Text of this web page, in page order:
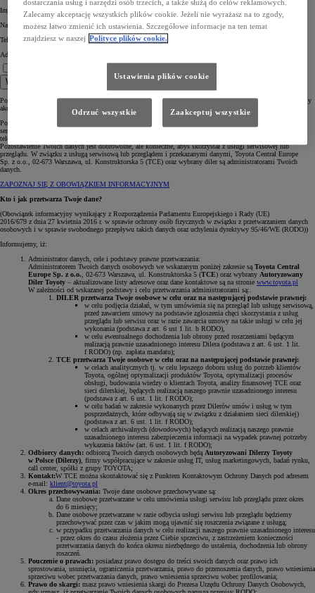
Imię *
Nazwisko *
Telefon komórkowy *
Adres e-mail *
Wyślij
Pola oznaczone * są obowiązkowe, aby wybrany Diler mógł skontaktować się z Tobą w celu omówienia oferty
akcesoryjnej.
Pozostawiasz nam swoje dane osobowe poprzez formularz stanowiący prośbę o umówienie i realizację usługi
serwisowej lub przeglądu. W ten sposób, podajesz nam swoje dane celem skontaktowania się z Tobą
telefonicznie lub mailowo.
Pozostawienie Twoich danych jest dobrowolne, ale konieczne, abyś skorzystał z usługi serwisowej lub
przeglądu. W związku z usługą serwisową lub przeglądem i przekazanymi danymi, Toyota Central Europe
Sp. z o.o., 02-673 Warszawa, ul. Konstruktorska 5 (TCE) oraz wybrany diler są administratorami Twoich
danych.
ZAPOZNAJ SIĘ Z OBOWIĄZKIEM INFORMACYJNYM
Kto i jak przetwarza Twoje dane?
(Obowiązek informacyjny wynikający z Rozporządzenia Parlamentu Europejskiego i Rady (UE)
2016/679 z dnia 27 kwietnia 2016 r. w sprawie ochrony osób fizycznych w związku z przetwarzaniem danych
osobowych i w sprawie swobodnego przepływu takich danych oraz uchylenia dyrektywy 95/46/WE (RODO))
Informujemy, iż:
Administrator danych, cele i podstawy prawne przetwarzania:
Administratorem Twoich danych osobowych we wskazanym poniżej zakresie są Toyota Central
Europe Sp. z o.o. , 02-673 Warszawa, ul. Konstruktorska 5 (TCE) oraz wybrany Autoryzowany
Diler Toyoty – aktualizowane listy adresowe oraz dane kontaktowe są na stronie www.toyota.pl
W zależności od wskazanej podstawy i celu przetwarzania administratorami są:.
DILER przetwarza Twoje osobowe w celu oraz na następującej podstawie prawnej:
w celu podjęcia działań, w tym umówienia się na przegląd lub usługę serwisową,
przed zawarciem umowy na podstawie zgłoszenia chęci skorzystania z usług
przeglądu lub serwisu oraz w razie zawarcia umowy na takie usługi w celu jej
wykonania (podstawa z art. 6 ust 1 lit. b RODO),
w celu ewentualnego dochodzenia lub obrony przed roszczeniami będącym
realizacją prawnie uzasadnionego interesu Dilera (podstawa z art. 6 ust. 1 lit.
f RODO) (np. zapłata mandatu);
TCE przetwarza Twoje osobowe w celu oraz na następującej podstawie prawnej:
w celach analitycznych tj. w celu lepszego doboru usług do potrzeb klientów
Toyota, ogólnej optymalizacji produktów Toyota, optymalizacji procesów
obsługi, budowania wiedzy o klientach Toyota, analizy finansowej TCE oraz
sieci dilerskiej, będących realizacją naszego prawnie uzasadnionego interesu
(podstawa z art. 6 ust. 1 lit. f RODO);
w celu badań w zakresie wykonanych przez Dilerów umów i usług w tym
posprzedażnych, które odbywają się w związku z działaniem sieci dilerskiej)
(podstawa z art. 6 ust. 1 lit. f RODO);
w celach archiwalnych (dowodowych) będących realizacją naszego prawnie
uzasadnionego interesu zabezpieczenia informacji na wypadek prawnej potrzeby
wykazania faktów (art. 6 ust. 1 lit. f RODO);
Odbiorcy danych: odbiorcą Twoich danych osobowych będą Autoryzowani Dilerzy Toyoty
w Polsce (Dilerzy) , firmy współpracujące w zakresie usług IT, usług marketingowych, badań rynku,
call center, spółki z grupy TOYOTA;
Kontakt:W TCE można skontaktować się z Punktem Kontaktowym Ochrony Danych pod adresem
e-mail: klient@toyota.pl
Okres przechowywania: Twoje dane osobowe przechowywane są:
Dane osobowe przetwarzane w celu umówienia usługi serwisu lub przeglądu przez okres
do 6 miesięcy;
Dane osobowe przetwarzane w razie odbycia usługi serwisu lub przeglądu będziemy
przechowywać przez czas w jakim mogą ujawnić się roszczenia związane z usługą;
w przypadku przetwarzania danych w celu realizacji naszego prawnie uzasadnionego interesu
- przez okres do czasu złożenia przez Ciebie sprzeciwu, z zastrzeżeniem konieczności
przetwarzania danych do końca okresu niezbędnego do ustalenia, dochodzenia lub obrony
roszczeń.
Pouczenie o prawach: posiadasz prawo dostępu do treści swoich danych oraz prawo ich
sprostowania, usunięcia, ograniczenia przetwarzania, prawo do przenoszenia danych, prawo wniesienia
sprzeciwu wobec przetwarzania danych, prawo wniesienia sprzeciwu wobec profilowania;
Prawo do skargi: masz prawo wniesienia skargi do Prezesa Urzędu Ochrony Danych Osobowych,
dostarczania usług i narzędzi osób trzecich, a także służą do celów reklamowych.
Zalecamy akceptację wszystkich plików cookie. Jeżeli nie wyrażasz na to zgody,
możesz łatwo zmienić ich ustawienia. Szczegółowe informacje na ten temat
znajdziesz w naszej Polityce plików cookie.
Ustawienia plików cookie
Odrzuć wszystkie Zaakceptuj wszystkie